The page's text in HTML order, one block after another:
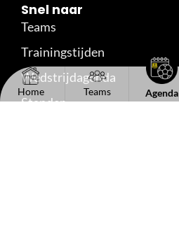
Home Teams Agenda
Snel naar
Teams
Trainingstijden
Wedstrijdagenda
Standen